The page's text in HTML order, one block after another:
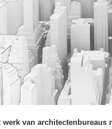
werk van